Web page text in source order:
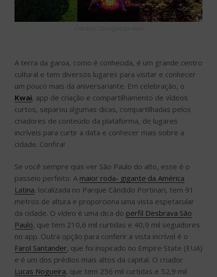
A terra da garoa, como é conhecida, é um grande centro
cultural e tem diversos lugares para visitar e conhecer
um pouco mais da aniversariante. Em celebração, o
Kwai, app de criação e compartilhamento de vídeos
curtos, separou algumas dicas, compartilhadas pelos
criadores de conteúdo da plataforma, de lugares
incríveis para curtir a data e conhecer mais sobre a
cidade. Confira!
Se você sempre quis ver São Paulo do alto, esse é o
passeio perfeito. A maior roda- gigante da América
Latina, localizada no Parque Cândido Portinari, tem 91
metros de altura e proporciona uma vista espetacular
da cidade. O vídeo é uma dica do perfil Desbrava São
Paulo, que tem 210,6 mil curtidas e 40,9 mil seguidores
no app. Outra opção para conferir a vista incrível é o
Farol Santander, que foi inspirado no Empire State (EUA)
e é um dos prédios mais altos da capital. O criador
Lucas Nogueira, que tem 256 mil curtidas e 52,9 mil